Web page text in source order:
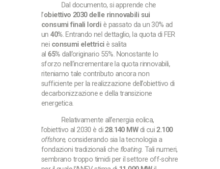
Dal documento, si apprende che
l’obiettivo 2030 delle rinnovabili sui
consumi finali lordi è passato da un 30% ad
un40% . Entrando nel dettaglio, la quota di FER
nei consumi elettrici è salita
al 65% dall’originario 55%. Nonostante lo
sforzo nell’incrementare la quota rinnovabili,
riteniamo tale contributo ancora non
sufficiente per la realizzazione dell’obiettivo di
decarbonizzazione e della transizione
energetica.
Relativamente all’energia eolica,
l’obiettivo al 2030 è di 28.140 MWdi cui 2.100
offshore, considerando sia la tecnologia a
fondazioni tradizionali che floating. Tali numeri,
sembrano troppo timidi per il settore off-sohre